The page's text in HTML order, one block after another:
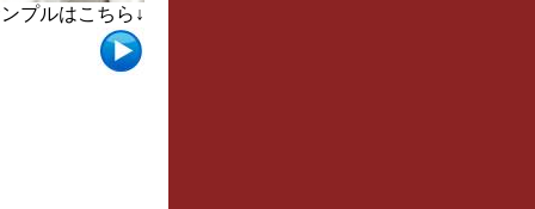
プルはこちら↓